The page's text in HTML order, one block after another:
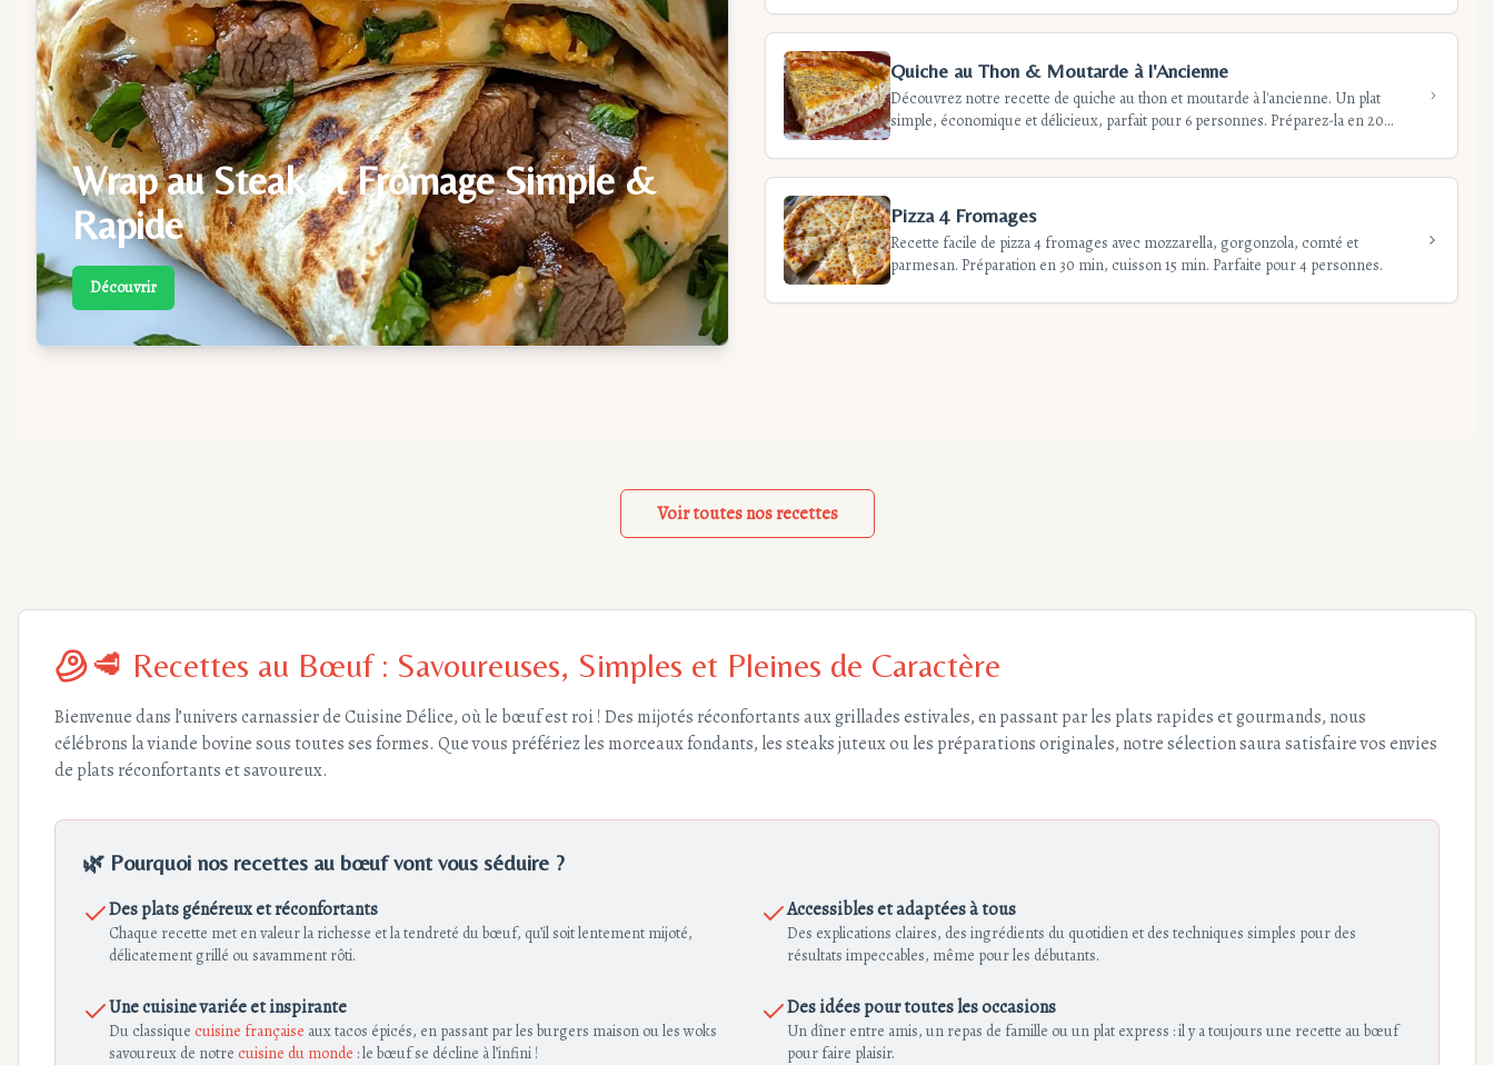
Wrap au Steak et Fromage Simple &
Rapide
Découvrir
Quiche au Thon & Moutarde à l'Ancienne
Découvrez notre recette de quiche au thon et moutarde à l'ancienne. Un plat
simple, économique et délicieux, parfait pour 6 personnes. Préparez-la en 20
Pizza 4 Fromages
Recette facile de pizza 4 fromages avec mozzarella, gorgonzola, comté et
parmesan. Préparation en 30 min, cuisson 15 min. Parfaite pour 4 personnes.
Voir toutes nos recettes
🥩 Recettes au Bœuf : Savoureuses, Simples et Pleines de Caractère
Bienvenue dans l’univers carnassier de Cuisine Délice, où le bœuf est roi ! Des mijotés réconfortants aux grillades estivales, en passant par les plats rapides et gourmands, nous
célébrons la viande bovine sous toutes ses formes. Que vous préfériez les morceaux fondants, les steaks juteux ou les préparations originales, notre sélection saura satisfaire vos envies
de plats réconfortants et savoureux.
🌿 Pourquoi nos recettes au bœuf vont vous séduire ?
Des plats généreux et réconfortants
Chaque recette met en valeur la richesse et la tendreté du bœuf, qu’il soit lentement mijoté,
délicatement grillé ou savamment rôti.
Accessibles et adaptées à tous
Des explications claires, des ingrédients du quotidien et des techniques simples pour des
résultats impeccables, même pour les débutants.
Une cuisine variée et inspirante
Du classique cuisine française aux tacos épicés, en passant par les burgers maison ou les woks
savoureux de notre cuisine du monde : le bœuf se décline à l’infini !
Des idées pour toutes les occasions
Un dîner entre amis, un repas de famille ou un plat express : il y a toujours une recette au bœuf
pour faire plaisir.